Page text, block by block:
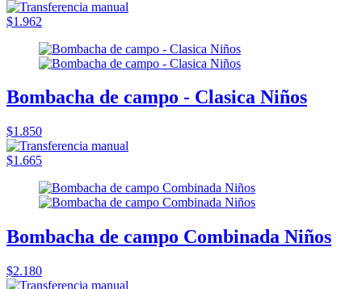
$1.962
Bombacha de campo - Clasica Niños
$1.850
$1.665
Bombacha de campo Combinada Niños
$2.180